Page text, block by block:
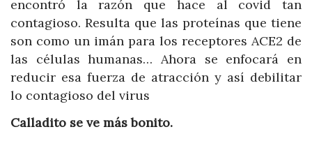
encontró la razón que hace al covid tan
contagioso. Resulta que las proteínas que tiene
son como un imán para los receptores ACE2 de
las células humanas… Ahora se enfocará en
reducir esa fuerza de atracción y así debilitar
lo contagioso del virus
Calladito se ve más bonito.